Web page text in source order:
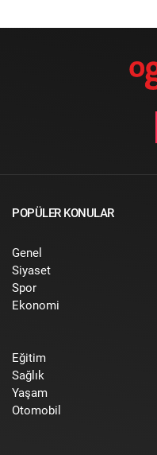
POPÜLER KONULAR
Genel
Siyaset
Spor
Ekonomi
Eğitim
Sağlık
Yaşam
Otomobil